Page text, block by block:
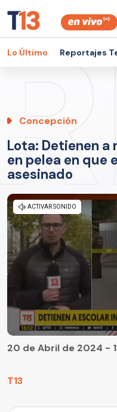
Lo Último Reportajes
Concepción
Lota: Detienen
en pelea en que
asesinado
T13
20 de Abril de 2024 -